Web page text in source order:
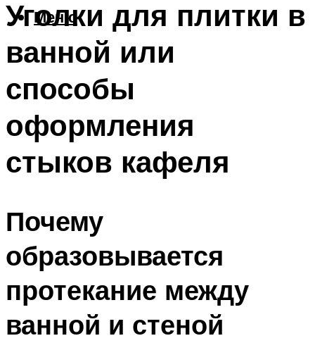
Меню
Уголки для плитки в
ванной или
способы
оформления
стыков кафеля
Почему
образовывается
протекание между
ванной и стеной